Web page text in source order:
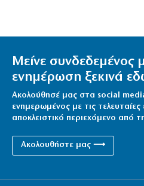
Μείνε συνδεδεμένος
ενημέρωση ξεκινά
Ακολούθησέ μας στα social
ενημερωμένος με τις τελευταίες
αποκλειστικό περιεχόμενο από
Ακολουθήστε μας ⟶